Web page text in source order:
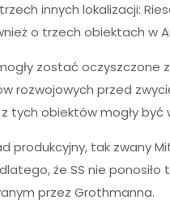
innych lokalizacji:
o trzech obiektach w
zostać oczyszczone
rozwojowych przed
tych obiektów mogły
tak zwany
że SS nie
przez Grothmanna.